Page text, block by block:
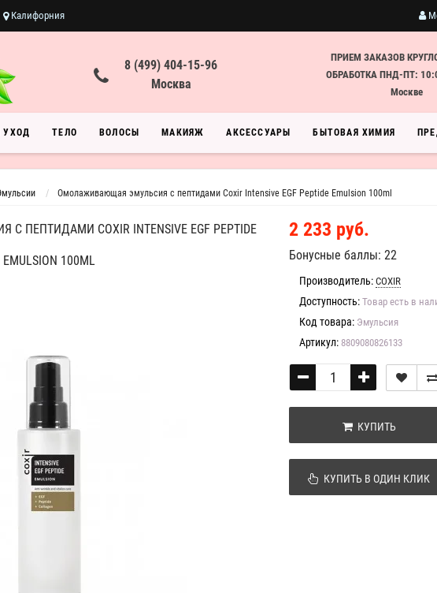
Калифорния
8 (499) 404-15-96
Москва
ПРИЕМ ЗАКАЗОВ
ОБРАБОТКА ПНД-ПТ:
Москве
УХОД ТЕЛО ВОЛОСЫ МАКИЯЖ АКСЕССУАРЫ БЫТОВАЯ ХИМИЯ
Омолаживающая эмульсия с пептидами Coxir Intensive EGF Peptide Emulsion 100ml
COXIR INTENSIVE EGF PEPTIDE
EMULSION 100ML
2 233 руб.
Бонусные баллы: 22
Производитель: COXIR
Доступность: Товар есть в
Код товара: Эмульсия
Артикул: 8809080826133
КУПИТЬ
КУПИТЬ В ОДИН КЛИК